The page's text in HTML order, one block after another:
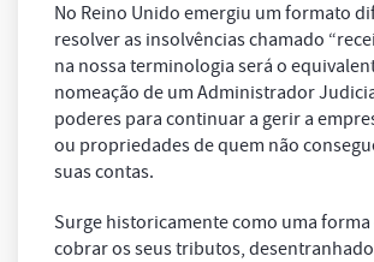
No Reino Unido emergiu um formato
resolver as insolvências chamado
na nossa terminologia será o
nomeação de um Administrador
poderes para continuar a gerir a
ou propriedades de quem não
suas contas.
Surge historicamente como uma forma
cobrar os seus tributos,